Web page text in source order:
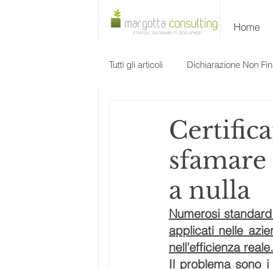
Home
Tutti gli articoli Dichiarazione Non
a nulla
Numerosi
applicati nelle
nell'efficienza reale.
Il problema sono